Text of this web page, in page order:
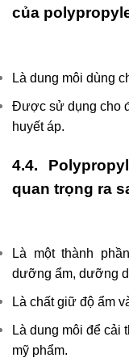
của
Là dung môi dùng
Được sử dụng cho
huyết áp.
4.4.
quan trọng ra
Là một thành
dưỡng ẩm, dưỡng
Là chất giữ độ ẩm
Là dung môi để cải
mỹ phẩm.